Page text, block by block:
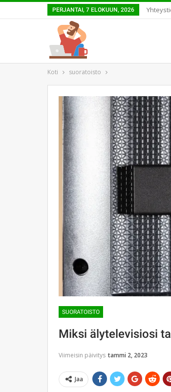
PERJANTAI, 7 ELOKUUN, 2026
Koti suoratoisto
SUORATOISTO
Miksi älytelevisiosi
Viimeisin päivitys tammi 2, 2023
Jaa